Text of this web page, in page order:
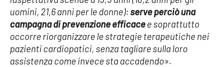
uomini, 21,6 anni per le donne):serve perciò una
campagna di prevenzione efficacee soprattutto
occorre riorganizzare le strategie terapeutiche nei
pazienti cardiopatici, senza tagliare sulla loro
assistenza come invece sta accadendo».